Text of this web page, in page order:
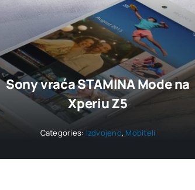
Sony vraća STAMINA Mode na
Xperiu Z5
Categories: Izdvojeno, Mobiteli